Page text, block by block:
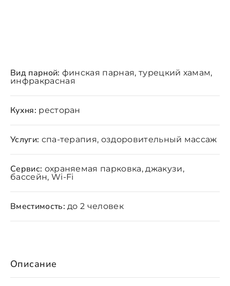
Описание
Вид парной: финская парная, турецкий хамам,
инфракрасная
Кухня: ресторан
Услуги: спа-терапия, оздоровительный массаж
Сервис: охраняемая парковка, джакузи,
бассейн, Wi-Fi
Вместимость: до 2 человек